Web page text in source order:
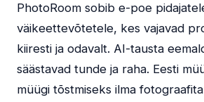
PhotoRoom sobib e-poe
väikeettevõtetele, kes vajavad
kiiresti ja odavalt. AI-tausta
säästavad tunde ja raha. Eesti
müügi tõstmiseks ilma